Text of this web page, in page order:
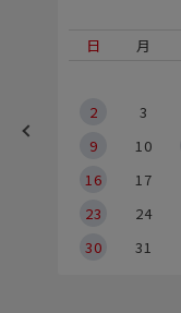
日
月
2
3
9
10
16
17
23
24
30
31